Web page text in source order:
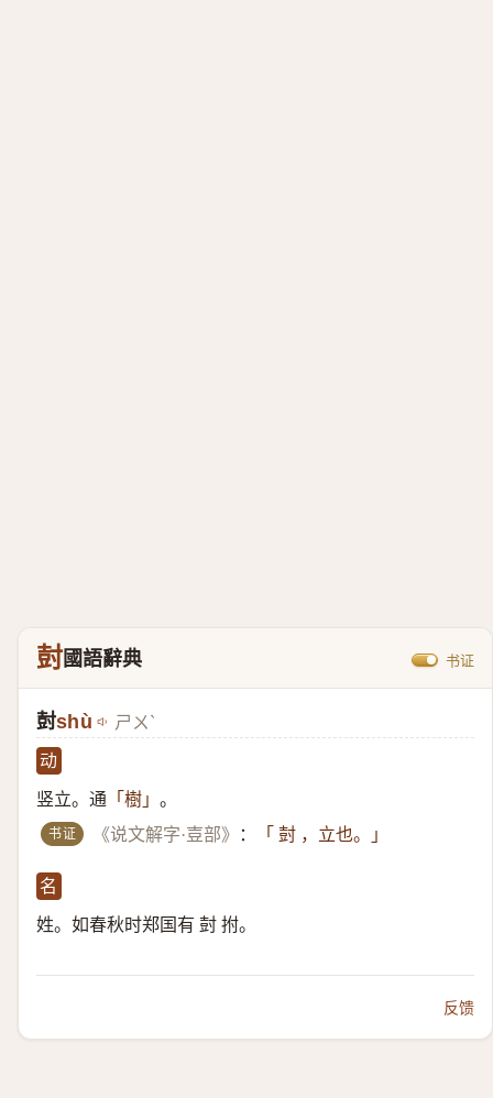
尌國語辭典 书证
尌shù ㄕㄨˋ
动
竖立。通 「樹」 。
书证 《说文解字·壴部》 ： 「 尌 ，立也。」
名
姓。如春秋时郑国有 尌 拊。
反馈